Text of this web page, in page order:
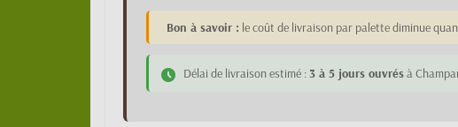
Bon à savoir : le coût de livraison par palette diminue
Délai de livraison estimé : 3 à 5 jours ouvrésà